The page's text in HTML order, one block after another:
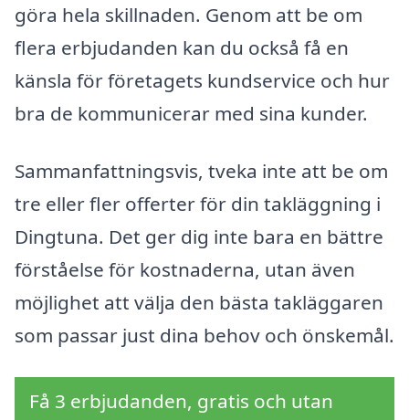
göra hela skillnaden. Genom att be om
flera erbjudanden kan du också få en
känsla för företagets kundservice och hur
bra de kommunicerar med sina kunder.
Sammanfattningsvis, tveka inte att be om
tre eller fler offerter för din takläggning i
Dingtuna. Det ger dig inte bara en bättre
förståelse för kostnaderna, utan även
möjlighet att välja den bästa takläggaren
som passar just dina behov och önskemål.
Få 3 erbjudanden, gratis och utan